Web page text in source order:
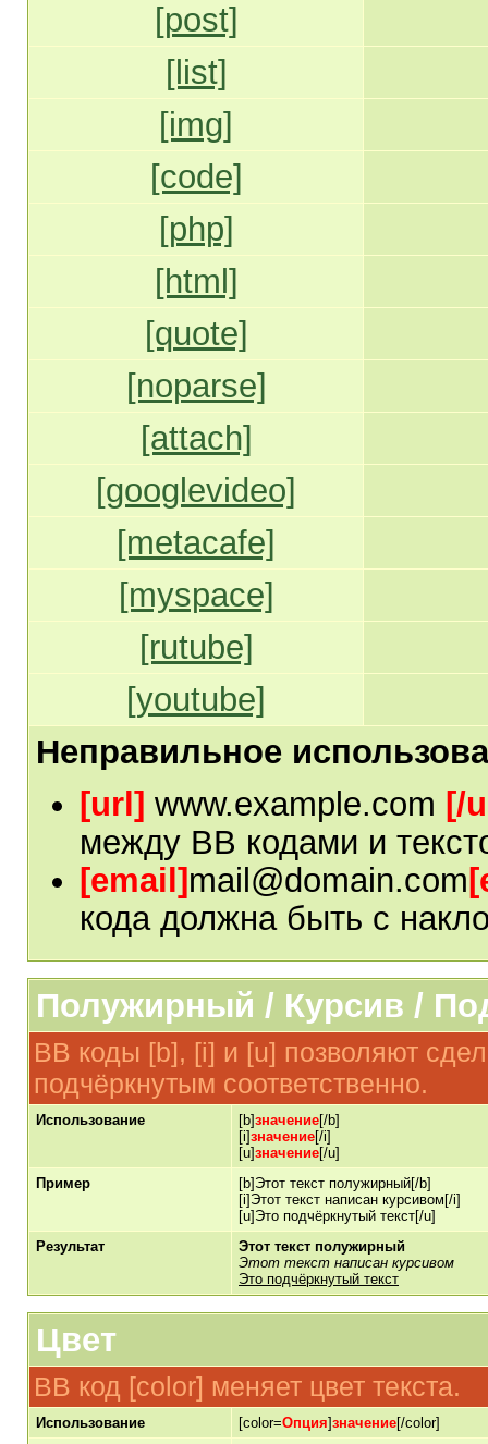
[post]
[list]
[img]
[code]
[php]
[html]
[quote]
[noparse]
[attach]
[googlevideo]
[metacafe]
[myspace]
[rutube]
[youtube]
Неправильное
[url] www.example.com [/
между BB кодами и
[email] mail@domain.com
кода должна быть с
Полужирный / Курсив /
BB коды [b], [i] и [u] позволяют
подчёркнутым соответственно.
Использование [b]значение[/b]
[i]значение[/i]
[u]значение[/u]
Пример
[b]Этот текст полужирный[/b]
[i]Этот текст написан курсивом[/i]
[u]Это подчёркнутый текст[/u]
Результат
Этот текст полужирный
Этот текст написан курсивом
Это подчёркнутый текст
Цвет
BB код [color] меняет цвет текста.
Использование [color=Опция]значение[/color]